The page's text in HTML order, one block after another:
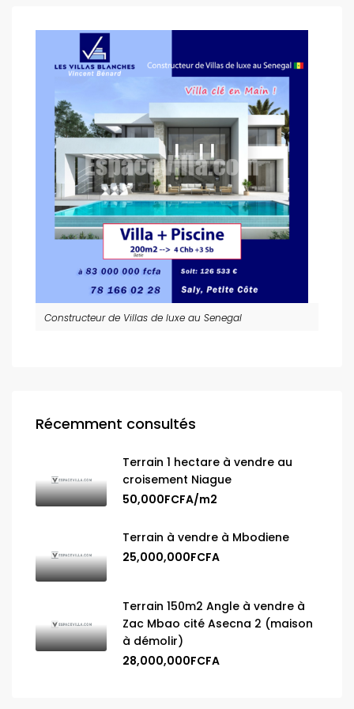
Constructeur de Villas de luxe au Senegal
Récemment consultés
Terrain 1 hectare à vendre au
croisement Niague
50,000FCFA/m2
Terrain à vendre à Mbodiene
25,000,000FCFA
Terrain 150m2 Angle à vendre à
Zac Mbao cité Asecna 2 (maison
à démolir)
28,000,000FCFA